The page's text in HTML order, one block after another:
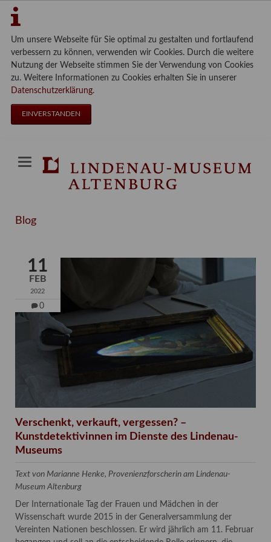
Um unsere Webseite für Sie optimal zu gestalten und fortlaufend
verbessern zu können, verwenden wir Cookies. Durch die weitere
Nutzung der Webseite stimmen Sie der Verwendung von Cookies
zu. Weitere Informationen zu Cookies erhalten Sie in unserer
Datenschutzerklärung.
EINVERSTANDEN
Blog
11
FEB
2022
0
Verschenkt, verkauft, vergessen? –
Kunstdetektivinnen im Dienste des Lindenau-
Museums
Text von Marianne Henke, Provenienzforscherin am Lindenau-
Museum Altenburg
Der Internationale Tag der Frauen und Mädchen in der
Wissenschaft wurde 2015 in der Generalversammlung der
Vereinten Nationen beschlossen. Er wird jährlich am 11. Februar